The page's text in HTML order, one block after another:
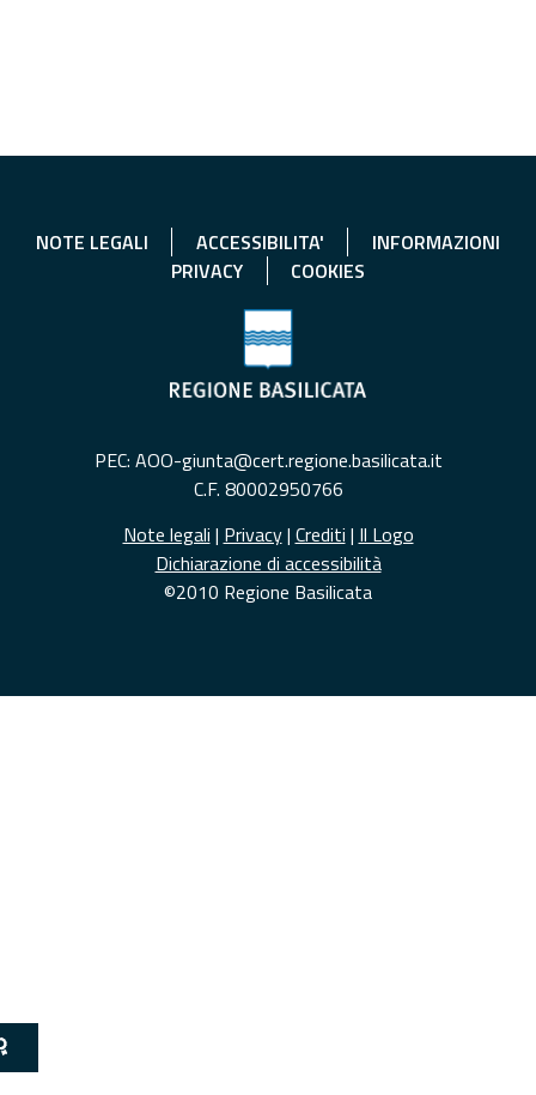
NOTE LEGALI ACCESSIBILITA'
INFORMAZIONI
PRIVACY
COOKIES
PEC: AOO-giunta@cert.regione.basilicata.it
C.F. 80002950766
Note legali | Privacy| Crediti | Il Logo
Dichiarazione di accessibilità
©2010 Regione Basilicata